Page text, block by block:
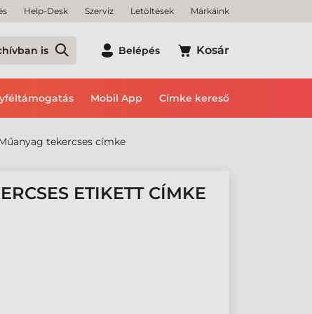
Help-Desk Szerviz Letöltések Márkáink
is Belépés Kosár
Mobil App Címke kereső
tekercses címke
ETIKETT CÍMKE